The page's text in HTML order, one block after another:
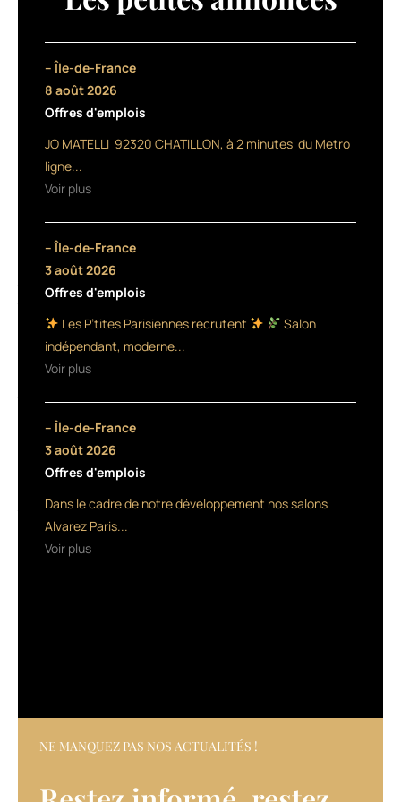
accueille
nouveautés.
Chez
Wella
Body
Crafter
spray
fixation
permet
d’apporter
volume
texturiser
chevelure
appareils.
Pour
– Île-de-France
8 août 2026
Offres d'emplois
JO MATELLI 92320 CHATILLON, à 2 minutes du Metro
ligne...
Voir plus
– Île-de-France
3 août 2026
Offres d'emplois
Les P’tites Parisiennes recrutent
Salon
indépendant, moderne...
Voir plus
– Île-de-France
3 août 2026
Offres d'emplois
Dans le cadre de notre développement nos salons
Alvarez Paris...
Voir plus
NE MANQUEZ PAS NOS ACTUALITÉS !